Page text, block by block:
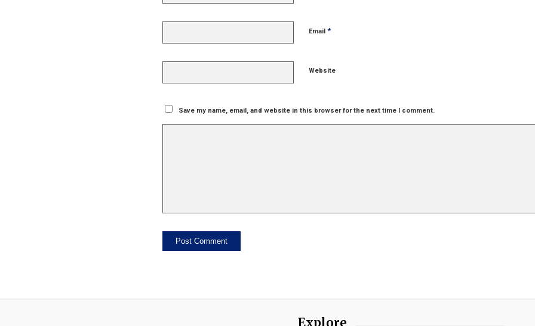
Email *
Website
Save my name, email, and website in this browser for the next time I comment.
Explore